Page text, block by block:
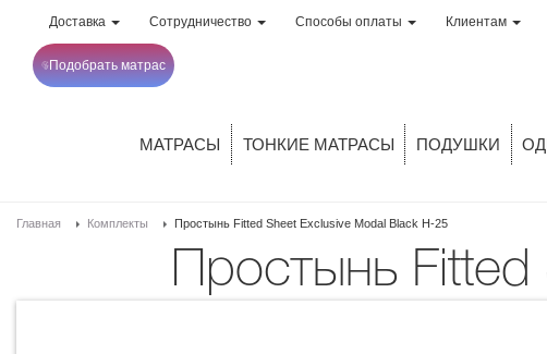
Доставка Сотрудничество Способы оплаты Клиентам
Подобрать матрас
МАТРАСЫ ТОНКИЕ МАТРАСЫ ПОДУШКИ
Главная Комплекты Простынь Fitted Sheet Exclusive Modal Black H-25
Простынь